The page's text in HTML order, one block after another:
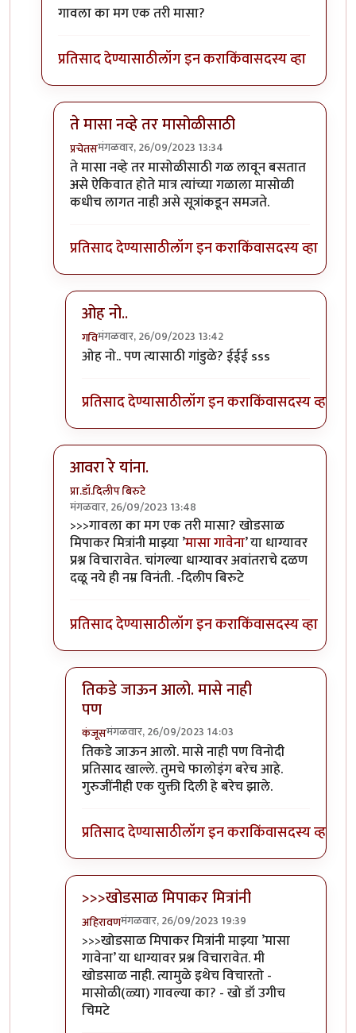
गावला का मग एक तरी मासा?
प्रतिसाद देण्यासाठीलॉग इन कराकिंवासदस्य व्हा
ते मासा नव्हे तर मासोळीसाठी
प्रचेतसमंगळवार, 26/09/2023 13:34
In reply toटपोरे गांडुळ आहेत, ही गांडुळंbyगवि
ते मासा नव्हे तर मासोळीसाठी गळ लावून बसतात
असे ऐकिवात होते मात्र त्यांच्या गळाला मासोळी
कधीच लागत नाही असे सूत्रांकडून समजते.
प्रतिसाद देण्यासाठीलॉग इन कराकिंवासदस्य व्हा
ओह नो..
गविमंगळवार, 26/09/2023 13:42
In reply toते मासा नव्हे तर मासोळीसाठी
ओह नो.. पण त्यासाठी गांडुळे? ईईई sss
प्रतिसाद देण्यासाठीलॉग इन कराकिंवासदस्य व्हा
आवरा रे यांना.
प्रा.डॉ.दिलीप बिरुटे
मंगळवार, 26/09/2023 13:48
In reply toटपोरे गांडुळ आहेत, ही गांडुळंby
>>>गावला का मग एक तरी मासा? खोडसाळ
मिपाकर मित्रांनी माझ्या ’मासा गावेना’ या धाग्यावर
प्रश्न विचारावेत. चांगल्या धाग्यावर अवांतराचे दळण
दळू नये ही नम्र विनंती. -दिलीप बिरुटे
प्रतिसाद देण्यासाठीलॉग इन कराकिंवासदस्य व्हा
तिकडे जाऊन आलो. मासे नाही
पण
कंजूसमंगळवार, 26/09/2023 14:03
In reply toआवरा रे यांना.byप्रा.डॉ.दिलीप बिरुटे
तिकडे जाऊन आलो. मासे नाही पण विनोदी
प्रतिसाद खाल्ले. तुमचे फालोइंग बरेच आहे.
गुरुजींनीही एक युक्ती दिली हे बरेच झाले.
प्रतिसाद देण्यासाठीलॉग इन कराकिंवासदस्य व्हा
>>>खोडसाळ मिपाकर मित्रांनी
अहिरावणमंगळवार, 26/09/2023 19:39
In reply toआवरा रे यांना.byप्रा.डॉ.दिलीप बिरुटे
>>>खोडसाळ मिपाकर मित्रांनी माझ्या ’मासा
गावेना’ या धाग्यावर प्रश्न विचारावेत. मी
खोडसाळ नाही. त्यामुळे इथेच विचारतो -
मासोळी(ळ्या) गावल्या का? - खो डॉ उगीच
चिमटे